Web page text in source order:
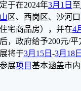
于在2024年3月1日 至
区、西岗区、沙河
宅商品房），并在4
，政府给予200元/
将于3月15日 -3月18
展项目基本涵盖市